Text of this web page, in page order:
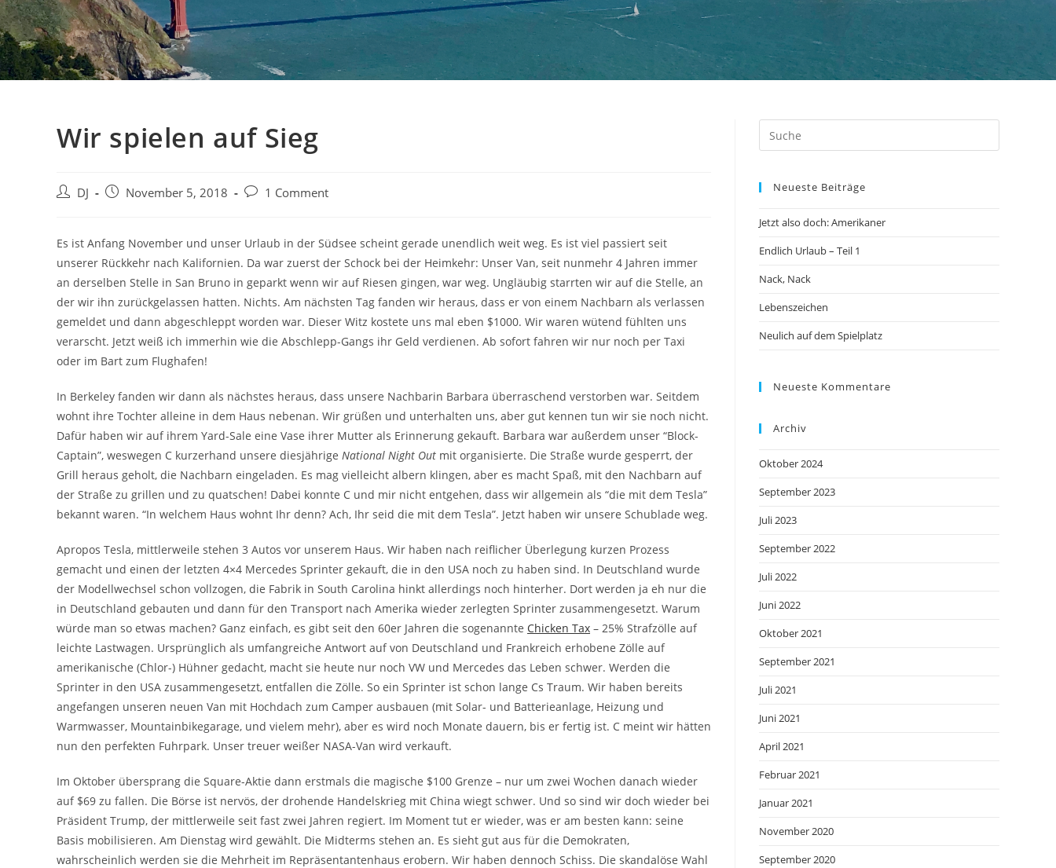
Wir spielen auf Sieg
Beitrags-
DJ
BeitragNovember 5, 2018
Beitrags-
1 Comment
Es ist Anfang November und unser Urlaub in der Südsee scheint gerade unendlich weit weg. Es ist viel passiert seit
unserer Rückkehr nach Kalifornien. Da war zuerst der Schock bei der Heimkehr: Unser Van, seit nunmehr 4 Jahren immer
an derselben Stelle in San Bruno in geparkt wenn wir auf Riesen gingen, war weg. Ungläubig starrten wir auf die Stelle, an
der wir ihn zurückgelassen hatten. Nichts. Am nächsten Tag fanden wir heraus, dass er von einem Nachbarn als verlassen
gemeldet und dann abgeschleppt worden war. Dieser Witz kostete uns mal eben $1000. Wir waren wütend fühlten uns
verarscht. Jetzt weiß ich immerhin wie die Abschlepp-Gangs ihr Geld verdienen. Ab sofort fahren wir nur noch per Taxi
oder im Bart zum Flughafen!
In Berkeley fanden wir dann als nächstes heraus, dass unsere Nachbarin Barbara überraschend verstorben war. Seitdem
wohnt ihre Tochter alleine in dem Haus nebenan. Wir grüßen und unterhalten uns, aber gut kennen tun wir sie noch nicht.
Dafür haben wir auf ihrem Yard-Sale eine Vase ihrer Mutter als Erinnerung gekauft. Barbara war außerdem unser “Block-
Captain”, weswegen C kurzerhand unsere diesjährige National Night Out mit organisierte. Die Straße wurde gesperrt, der
Grill heraus geholt, die Nachbarn eingeladen. Es mag vielleicht albern klingen, aber es macht Spaß, mit den Nachbarn auf
der Straße zu grillen und zu quatschen! Dabei konnte C und mir nicht entgehen, dass wir allgemein als “die mit dem Tesla”
bekannt waren. “In welchem Haus wohnt Ihr denn? Ach, Ihr seid die mit dem Tesla”. Jetzt haben wir unsere Schublade weg.
Apropos Tesla, mittlerweile stehen 3 Autos vor unserem Haus. Wir haben nach reiflicher Überlegung kurzen Prozess
gemacht und einen der letzten 4×4 Mercedes Sprinter gekauft, die in den USA noch zu haben sind. In Deutschland wurde
der Modellwechsel schon vollzogen, die Fabrik in South Carolina hinkt allerdings noch hinterher. Dort werden ja eh nur die
in Deutschland gebauten und dann für den Transport nach Amerika wieder zerlegten Sprinter zusammengesetzt. Warum
würde man so etwas machen? Ganz einfach, es gibt seit den 60er Jahren die sogenannte Chicken Tax – 25% Strafzölle auf
leichte Lastwagen. Ursprünglich als umfangreiche Antwort auf von Deutschland und Frankreich erhobene Zölle auf
amerikanische (Chlor-) Hühner gedacht, macht sie heute nur noch VW und Mercedes das Leben schwer. Werden die
Sprinter in den USA zusammengesetzt, entfallen die Zölle. So ein Sprinter ist schon lange Cs Traum. Wir haben bereits
angefangen unseren neuen Van mit Hochdach zum Camper ausbauen (mit Solar- und Batterieanlage, Heizung und
Warmwasser, Mountainbikegarage, und vielem mehr), aber es wird noch Monate dauern, bis er fertig ist. C meint wir hätten
nun den perfekten Fuhrpark. Unser treuer weißer NASA-Van wird verkauft.
Im Oktober übersprang die Square-Aktie dann erstmals die magische $100 Grenze – nur um zwei Wochen danach wieder
auf $69 zu fallen. Die Börse ist nervös, der drohende Handelskrieg mit China wiegt schwer. Und so sind wir doch wieder bei
Präsident Trump, der mittlerweile seit fast zwei Jahren regiert. Im Moment tut er wieder, was er am besten kann: seine
Basis mobilisieren. Am Dienstag wird gewählt. Die Midterms stehen an. Es sieht gut aus für die Demokraten,
wahrscheinlich werden sie die Mehrheit im Repräsentantenhaus erobern. Wir haben dennoch Schiss. Die skandalöse Wahl
Neueste Beiträge
Jetzt also doch: Amerikaner
Endlich Urlaub – Teil 1
Nack, Nack
Lebenszeichen
Neulich auf dem Spielplatz
Neueste Kommentare
Archiv
Oktober 2024
September 2023
Juli 2023
September 2022
Juli 2022
Juni 2022
Oktober 2021
September 2021
Juli 2021
Juni 2021
April 2021
Februar 2021
Januar 2021
November 2020
September 2020